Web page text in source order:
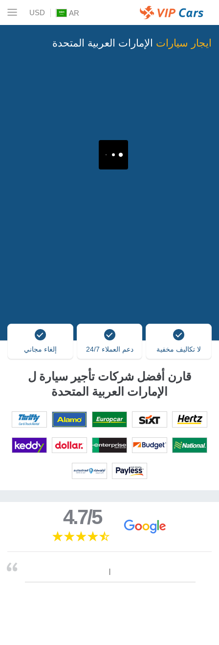
AR
USD
ايجار سيارات الإمارات العربية المتحدة
لا تكاليف مخفية دعم العملاء 24/7 إلغاء مجاني
قارن أفضل شركات تأجير سيارة ل
الإمارات العربية المتحدة
4.7/5